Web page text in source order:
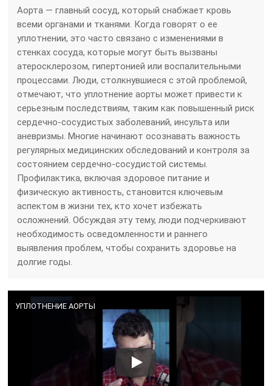
Аорта — главный сосуд, который снабжает кровь
всеми органами и тканями. Когда говорят о ее
уплотнении, это часто связано с изменениями в
стенках сосуда, которые могут быть вызваны
атеросклерозом, гипертонией или воспалительными
процессами. Люди, столкнувшиеся с этой проблемой,
отмечают, что уплотнение аорты может привести к
серьезным последствиям, таким как повышенный риск
сердечно-сосудистых заболеваний, инсульта или
аневризмы. Многие начинают осознавать важность
регулярных медицинских обследований и контроля за
состоянием сердечно-сосудистой системы.
Профилактика, включая здоровое питание и
физическую активность, становится ключевым
аспектом в жизни тех, кто хочет избежать
осложнений. Обсуждая эту тему, люди подчеркивают
необходимость осведомленности и раннего
выявления проблем, чтобы сохранить здоровье на
долгие годы.
УПЛОТНЕНИЕ АОРТЫ